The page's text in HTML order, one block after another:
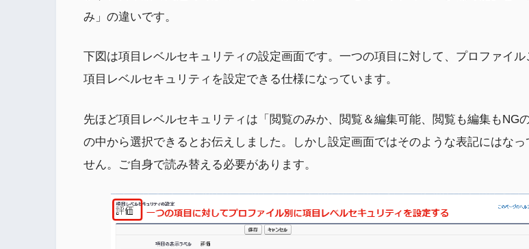
み」の違いです。
下図は項目レベルセキュリティの設定画面です。一つの項目に対して、プロファイル
項目レベルセキュリティを設定できる仕様になっています。
先ほど項目レベルセキュリティは「閲覧のみか、閲覧＆編集可能、閲覧も編集もNGの
の中から選択できるとお伝えしました。しかし設定画面ではそのような表記にはなっ
せん。ご自身で読み替える必要があります。